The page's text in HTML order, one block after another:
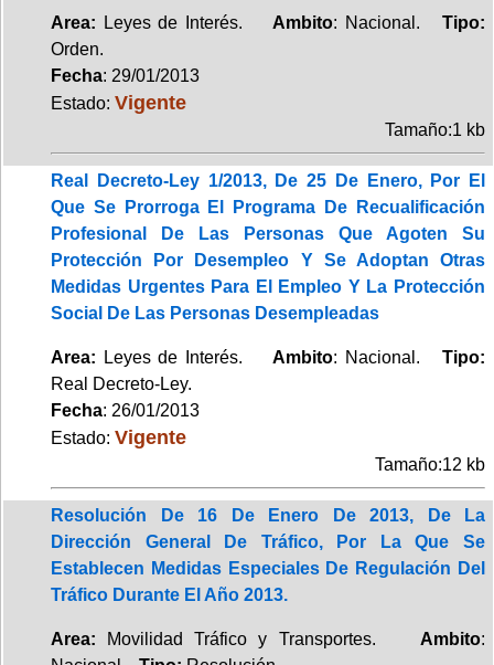
Area: Leyes de Interés. Ambito: Nacional.Tipo:
Orden.
Fecha: 29/01/2013
Estado: Vigente
Tamaño:1 kb
Real Decreto-Ley 1/2013, De 25 De Enero, Por El
Que Se Prorroga El Programa De Recualificación
Profesional De Las Personas Que Agoten Su
Protección Por Desempleo Y Se Adoptan Otras
Medidas Urgentes Para El Empleo Y La Protección
Social De Las Personas Desempleadas
Area: Leyes de Interés.Ambito: Nacional.Tipo:
Real Decreto-Ley.
Fecha: 26/01/2013
Estado: Vigente
Tamaño:12 kb
Resolución De 16 De Enero De 2013, De La
Dirección General De Tráfico, Por La Que Se
Establecen Medidas Especiales De Regulación Del
Tráfico Durante El Año 2013.
Area: Movilidad Tráfico y Transportes. Ambito: